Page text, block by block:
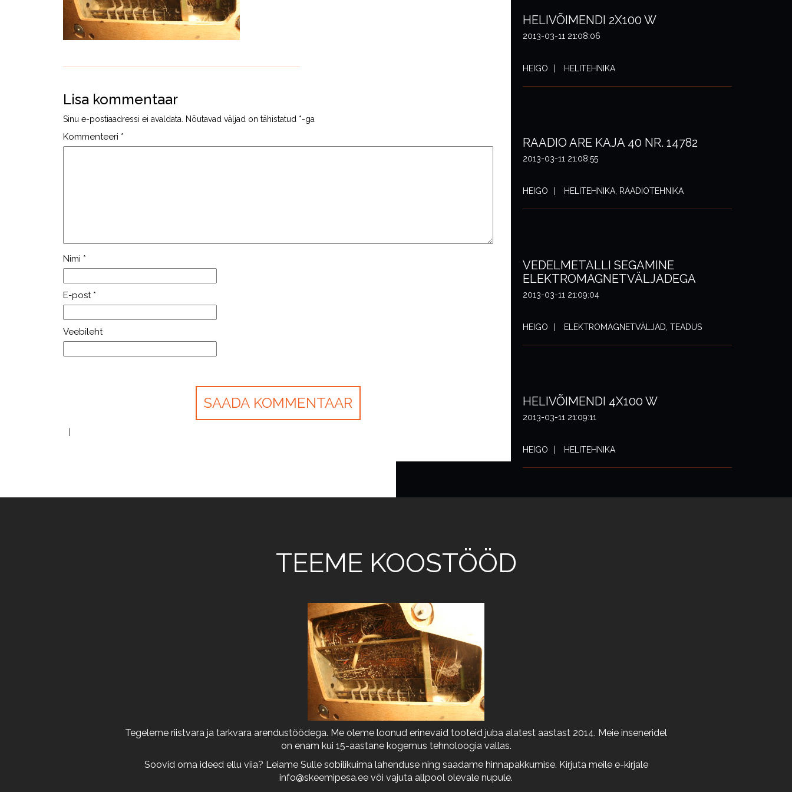
Lisa kommentaar
Sinu e-postiaadressi ei avaldata. Nõutavad väljad on tähistatud *-ga
Kommenteeri *
Nimi *
E-post *
Veebileht
HELIVÕIMENDI 2X100 W
2013-03-11 21:08:06
HEIGO HELITEHNIKA
RAADIO ARE KAJA 40 NR. 14782
2013-03-11 21:08:55
HEIGO HELITEHNIKA, RAADIOTEHNIKA
VEDELMETALLI SEGAMINE
ELEKTROMAGNETVÄLJADEGA
2013-03-11 21:09:04
HEIGO ELEKTROMAGNETVÄLJAD, TEADUS
HELIVÕIMENDI 4X100 W
2013-03-11 21:09:11
HEIGO HELITEHNIKA
TEEME KOOSTÖÖD
Tegeleme riistvara ja tarkvara arendustöödega. Me oleme loonud erinevaid tooteid juba alatest aastast 2014. Meie inseneridel
on enam kui 15-aastane kogemus tehnoloogia vallas.
Soovid oma ideed ellu viia? Leiame Sulle sobilikuima lahenduse ning saadame hinnapakkumise. Kirjuta meile e-kirjale
info@skeemipesa.ee või vajuta allpool olevale nupule.